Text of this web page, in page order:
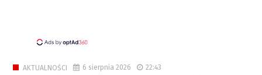
AKTUALNOŚCI 6 sierpnia 2026 22:43